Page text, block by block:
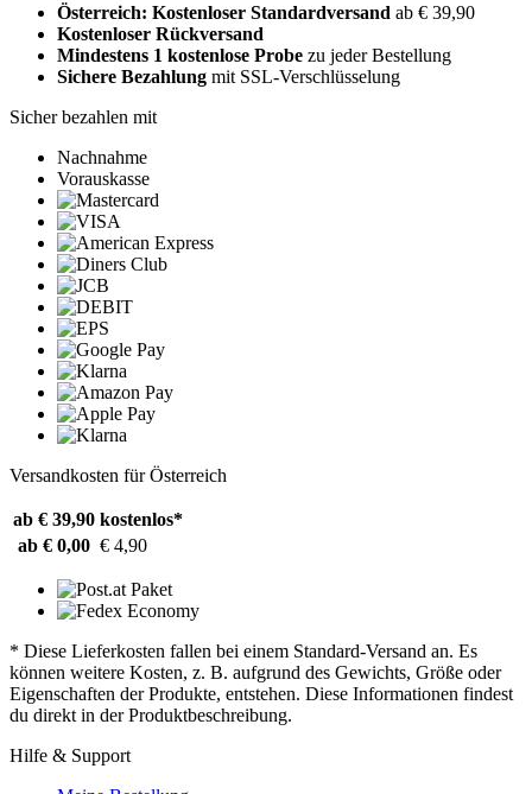
Österreich: Kostenloser Standardversand ab € 39,90
Kostenloser Rückversand
Mindestens 1 kostenlose Probe zu jeder Bestellung
Sichere Bezahlung mit SSL-Verschlüsselung
Sicher bezahlen mit
Nachnahme
Vorauskasse
Versandkosten für Österreich
ab € 39,90 kostenlos*
ab € 0,00 € 4,90
* Diese Lieferkosten fallen bei einem Standard-Versand an. Es
können weitere Kosten, z. B. aufgrund des Gewichts, Größe oder
Eigenschaften der Produkte, entstehen. Diese Informationen findest
du direkt in der Produktbeschreibung.
Hilfe & Support